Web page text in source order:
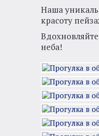
Наша
красоту
неба!